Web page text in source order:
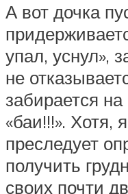
А вот дочка
упал, уснул»,
не
забирается на
«баи!!!». Хотя,
преследует
получить
своих почти